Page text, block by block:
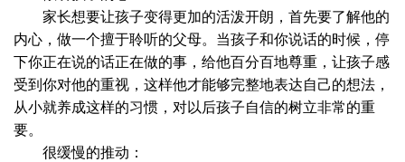
家长想要让孩子变得更加的活泼开朗，首先要了解他的
内心，做一个擅于聆听的父母。当孩子和你说话的时候，停
下你正在说的话正在做的事，给他百分百地尊重，让孩子感
受到你对他的重视，这样他才能够完整地表达自己的想法，
从小就养成这样的习惯，对以后孩子自信的树立非常的重
要。
很缓慢的推动：